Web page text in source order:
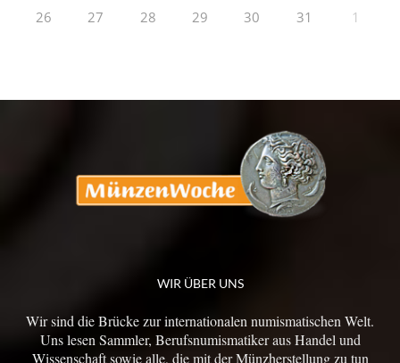
26 27 28 29 30 31 1
WIR ÜBER UNS
Wir sind die Brücke zur internationalen numismatischen Welt.
Uns lesen Sammler, Berufsnumismatiker aus Handel und
Wissenschaft sowie alle, die mit der Münzherstellung zu tun